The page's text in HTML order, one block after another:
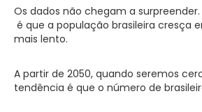
Os dados não chegam a surpreender.
é que a população brasileira cresça
mais lento.
A partir de 2050, quando seremos
tendência é que o número de